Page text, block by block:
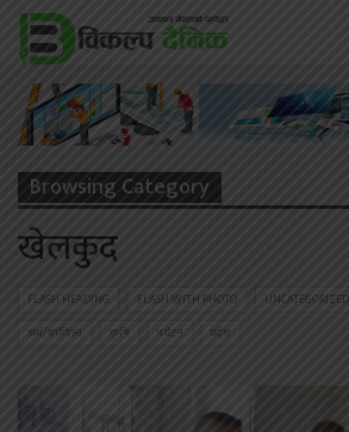
Browsing Category
खेलकुद
FLASH HEADING FLASH WITH PHOTO UNCATEGORIZED
अर्थ/बाणिज्य
कृषि पर्यटन प्रदेश